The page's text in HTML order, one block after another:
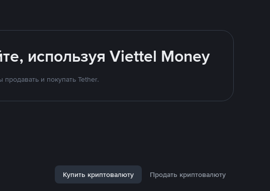
используя Viettel Money
и покупать Tether.
Купить криптовалюту Продать криптовалюту